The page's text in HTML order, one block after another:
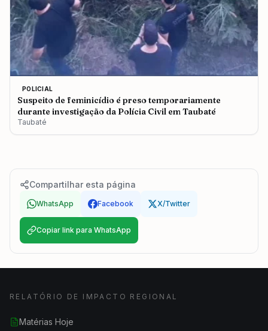
POLICIAL
Suspeito de feminicídio é preso temporariamente
durante investigação da Polícia Civil em Taubaté
Taubaté
Compartilhar esta página
WhatsApp Facebook X/Twitter
Copiar link para WhatsApp
RELATÓRIO DE IMPACTO REGIONAL
Matérias Hoje